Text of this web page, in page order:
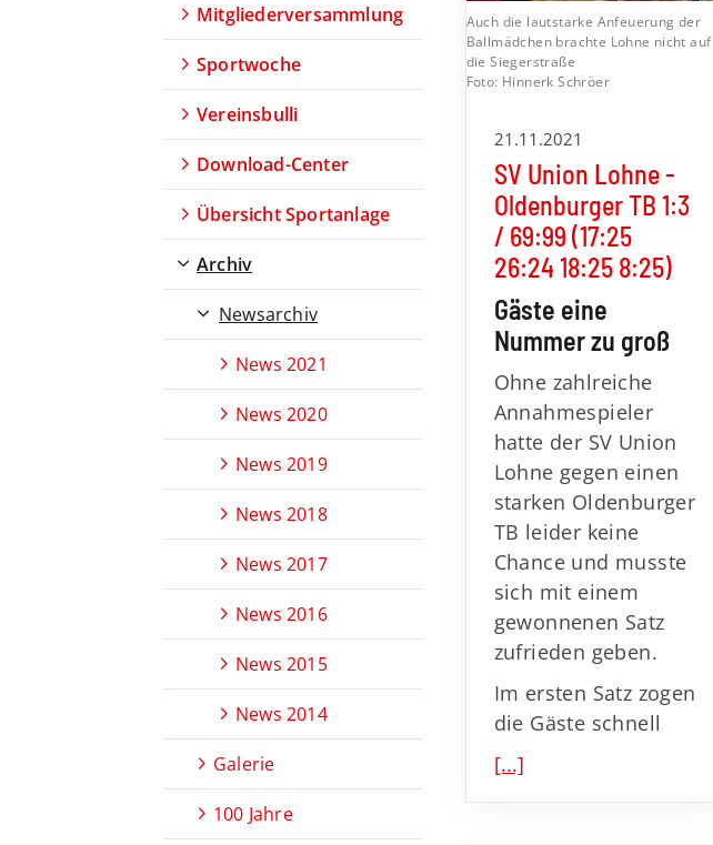
Auch die lautstarke Anfeuerung der
Ballmädchen brachte Lohne nicht auf
die Siegerstraße
Foto: Hinnerk Schröer
21.11.2021
SV Union Lohne -
Oldenburger TB 1:3
/ 69:99 (17:25
26:24 18:25 8:25)
Gäste eine
Nummer zu groß
Ohne zahlreiche
Annahmespieler
hatte der SV Union
Lohne gegen einen
starken Oldenburger
TB leider keine
Chance und musste
sich mit einem
gewonnenen Satz
zufrieden geben.
Im ersten Satz zogen
die Gäste schnell
[...]
Mitgliederversammlung
Sportwoche
Vereinsbulli
Download-Center
Übersicht Sportanlage
Archiv
Newsarchiv
News 2021
News 2020
News 2019
News 2018
News 2017
News 2016
News 2015
News 2014
Galerie
100 Jahre